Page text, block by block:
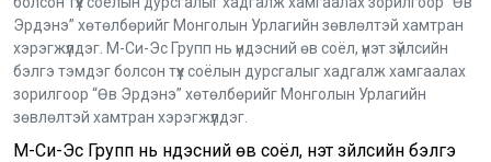
Эрдэнэ” хөтөлбөрийг Монголын Урлагийн зөвлөлтэй хамтран
хэрэгжүүлдэг. М-Си-Эс Групп нь үндэсний өв соёл, үнэт зүйлсийн
бэлгэ тэмдэг болсон түүх соёлын дурсгалыг хадгалж хамгаалах
зорилгоор “Өв Эрдэнэ” хөтөлбөрийг Монголын Урлагийн
зөвлөлтэй хамтран хэрэгжүүлдэг.
М-Си-Эс Групп нь үндэсний өв соёл, үнэт зүйлсийн бэлгэ